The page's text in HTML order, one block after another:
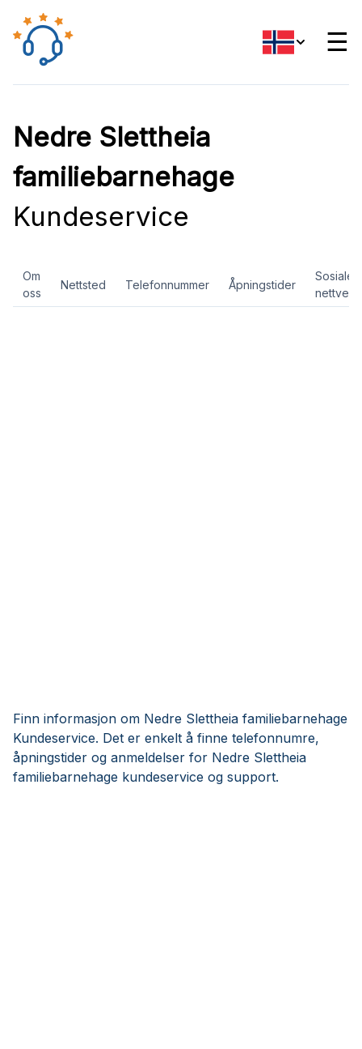
☰
Nedre Slettheia
familiebarnehage
Kundeservice
Om
oss
Nettsted Telefonnummer Åpningstider
Sosiale
nettverk
Finn informasjon om Nedre Slettheia familiebarnehage
Kundeservice. Det er enkelt å finne telefonnumre,
åpningstider og anmeldelser for Nedre Slettheia
familiebarnehage kundeservice og support.